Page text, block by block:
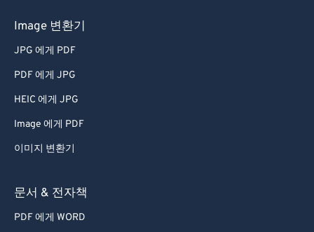
Image 변환기
JPG 에게 PDF
PDF 에게 JPG
HEIC 에게 JPG
Image 에게 PDF
이미지 변환기
문서 & 전자책
PDF 에게 WORD